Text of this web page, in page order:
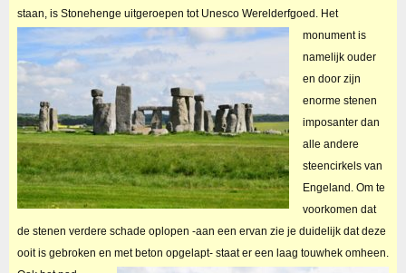
staan, is Stonehenge uitgeroepen tot Unesco Werelderfgoed.Het
monument is
namelijk ouder
en door zijn
enorme stenen
imposanter dan
alle andere
steencirkels van
Engeland. Om te
voorkomen dat
de stenen verdere schade oplopen -aan een ervan zie je duidelijk dat deze
ooit is gebroken en met beton opgelapt- staat er een laag touwhek omheen.